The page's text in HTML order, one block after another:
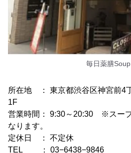
毎日薬膳Soup
所在地 ： 東京都渋谷区神宮前4
1F
営業時間： 9:30～20:30 ※スー
なります。
定休日 ： 不定休
TEL ： 03−6438−9846